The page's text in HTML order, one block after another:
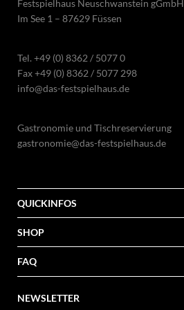
Festspielhaus Neuschwanstein gGmbH
Im See 1 – 87629 Füssen
Tel.+49 (0) 8362 / 5077 0
Fax +49 (0) 8362 / 5077 298
info@das-festspielhaus.de
Gastronomie und Tischreservierung
gastronomie@das-festspielhaus.de
QUICKINFOS
SHOP
FAQ
NEWSLETTER